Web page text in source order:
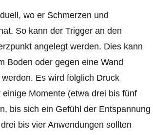
wo er Schmerzen und
So kann der Trigger an den
angelegt werden. Dies kann
Boden oder gegen eine Wand
Es wird folglich Druck
Momente (etwa drei bis fünf
bis sich ein Gefühl der Entspannung
bis vier Anwendungen sollten